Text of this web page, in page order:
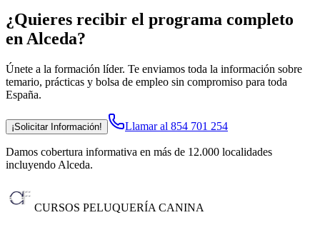
¿Quieres recibir el programa completo
en Alceda?
Únete a la formación líder. Te enviamos toda la información sobre
temario, prácticas y bolsa de empleo sin compromiso para toda
España.
¡Solicitar Información! Llamar al 854 701 254
Damos cobertura informativa en más de 12.000 localidades
incluyendo Alceda.
CURSOS PELUQUERÍA CANINA